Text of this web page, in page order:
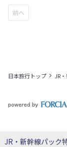
日本旅行トップ JR
JR・新幹線パック